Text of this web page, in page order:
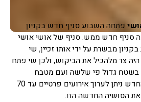
פתחה השבוע סניף חדש בקניון
סניף חדש ממש. סניף של אושי אושי
מבשרת על ידי אותו זכיין, שי
צר מלהכיל את הביקוש, ולכן שי פתח
בשטח גדול פי שלשה ועם מטבח
משוכלל יותר. בסניף החדש ניתן לערוך אירועים פרטיים עד 70
את הסושיה החדשה הזו.